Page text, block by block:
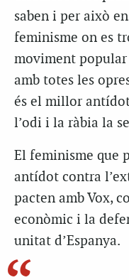
saben i per això
feminisme on es
moviment popular
amb totes les
és el millor
l’odi i la ràbia la
El feminisme que
antídot contra
pacten amb Vox,
econòmic i la
unitat d’Espanya.